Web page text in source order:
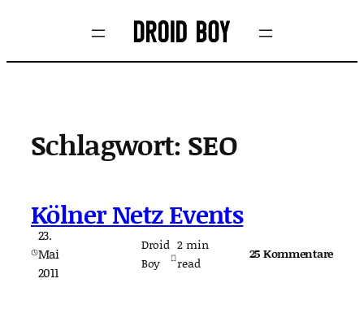
springen
Schlagwort: SEO
Kölner Netz Events
23.
Mai
2011
Droid
Boy
2min
read
25 Kommentare